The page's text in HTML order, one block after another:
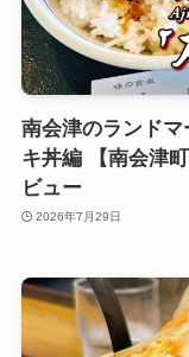
南会津のランド
キ丼編 【南会津
ビュー
2026年7月29日